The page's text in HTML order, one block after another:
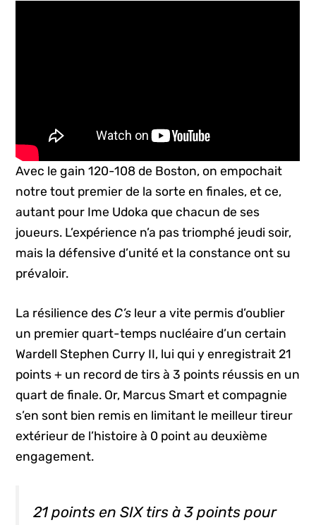
Avec le gain 120-108 de Boston, on empochait
notre tout premier de la sorte en finales, et ce,
autant pour Ime Udoka que chacun de ses
joueurs. L’expérience n’a pas triomphé jeudi soir,
mais la défensive d’unité et la constance ont su
prévaloir.
La résilience desC’s leur a vite permis d’oublier
un premier quart-temps nucléaire d’un certain
Wardell Stephen Curry II, lui qui y enregistrait 21
points + un record de tirs à 3 points réussis en un
quart de finale. Or, Marcus Smart et compagnie
s’en sont bien remis en limitant le meilleur tireur
extérieur de l’histoire à 0 point au deuxième
engagement.
21 points en SIX tirs à 3 points pour